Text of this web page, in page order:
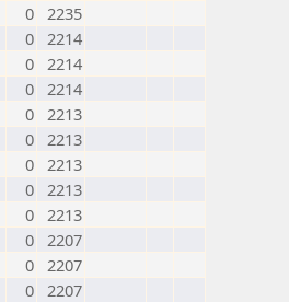
0 2235
0 2214
0 2214
0 2214
0 2213
0 2213
0 2213
0 2213
0 2213
0 2207
0 2207
0 2207